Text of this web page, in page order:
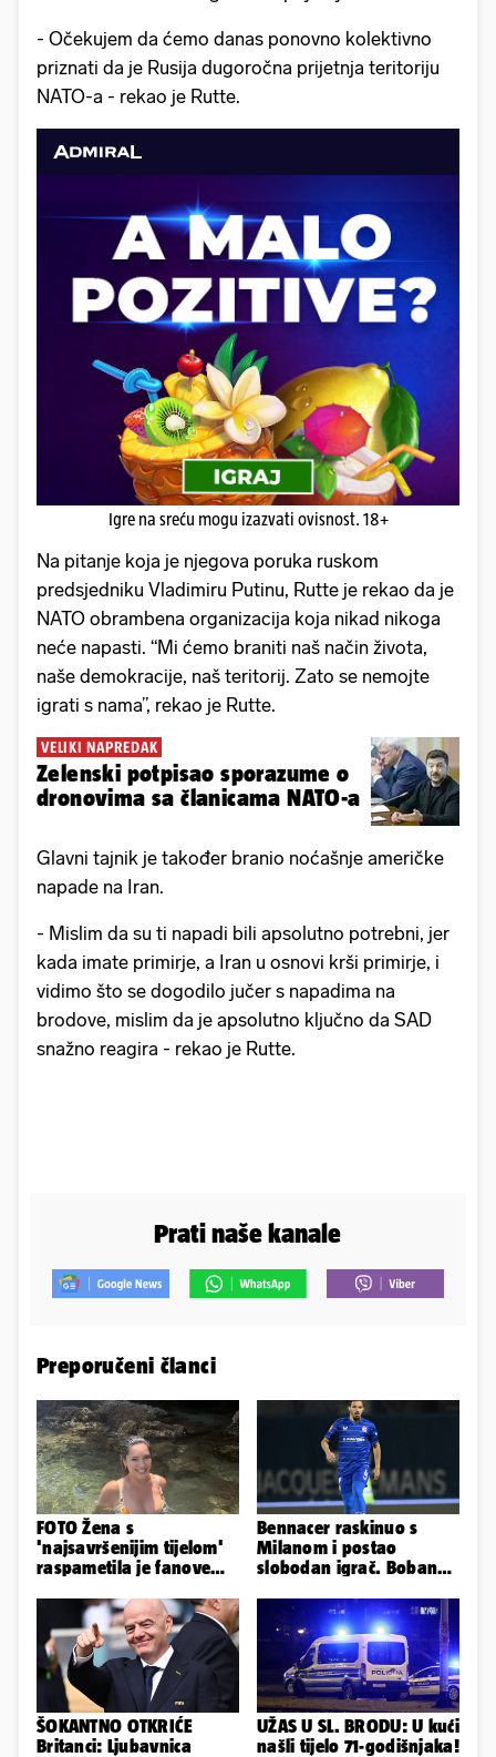
- Očekujem da ćemo danas ponovno kolektivno
priznati da je Rusija dugoročna prijetnja teritoriju
NATO-a - rekao je Rutte.
Igre na sreću mogu izazvati ovisnost. 18+
Na pitanje koja je njegova poruka ruskom
predsjedniku Vladimiru Putinu, Rutte je rekao da je
NATO obrambena organizacija koja nikad nikoga
neće napasti. “Mi ćemo braniti naš način života,
naše demokracije, naš teritorij. Zato se nemojte
igrati s nama”, rekao je Rutte.
VELIKI NAPREDAK
Zelenski potpisao sporazume o
dronovima sa članicama NATO-a
Glavni tajnik je također branio noćašnje američke
napade na Iran.
- Mislim da su ti napadi bili apsolutno potrebni, jer
kada imate primirje, a Iran u osnovi krši primirje, i
vidimo što se dogodilo jučer s napadima na
brodove, mislim da je apsolutno ključno da SAD
snažno reagira - rekao je Rutte.
Prati naše kanale
Preporučeni članci
FOTO Žena s
'najsavršenijim tijelom'
raspametila je fanove
plićaka
Bennacer raskinuo s
Milanom i postao
slobodan igrač. Boban
Dinamu
ŠOKANTNO OTKRIĆE
Britanci: Ljubavnica
UŽAS U SL. BRODU: U kući
našli tijelo 71-godišnjaka!